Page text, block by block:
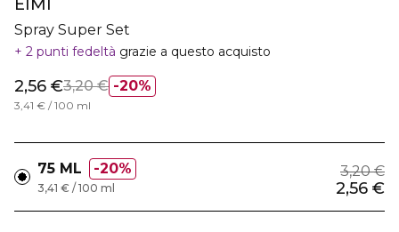
EIMI
Spray Super Set
2 punti fedeltà grazie a questo acquisto
20%
2,56 €3,20 €
3,41 € / 100 ml
75 ML 20% 3,20 €
2,56 €
3,41 € / 100 ml